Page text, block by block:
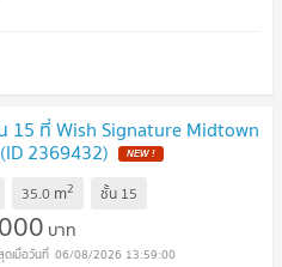
15 ที่ Wish Signature Midtown
2369432) NEW !
35.0 m2 ชั้น 15
บาท
06/08/2026 13:59:00